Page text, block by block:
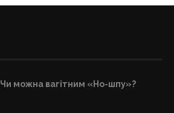
Чи можна вагітним «Но-шпу»?